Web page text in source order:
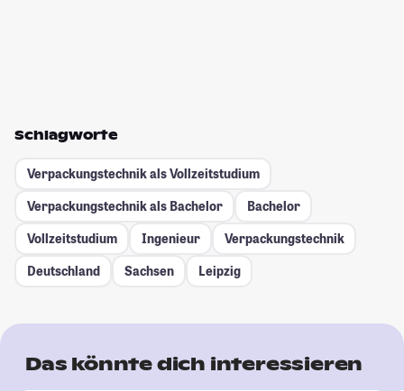
Schlagworte
Verpackungstechnik als Vollzeitstudium
Verpackungstechnik als Bachelor
Bachelor
Vollzeitstudium
Ingenieur
Verpackungstechnik
Deutschland
Sachsen Leipzig
Das könnte dich interessieren